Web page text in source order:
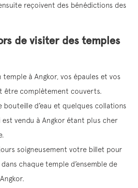
reçoivent des bénédictions des
de visiter des temples
temple à Angkor, vos épaules et vos
être complètement couverts.
d’eau et quelques collations
vendu à Angkor étant plus cher
soigneusement votre billet pour
chaque temple d’ensemble de